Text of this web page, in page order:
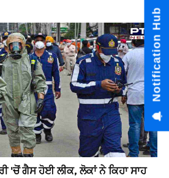
'ਚੋਂ ਗੈਸ ਹੋਈ ਲੀਕ, ਲੋਕਾਂ ਨੇ ਕਿਹਾ ਸਾਹ